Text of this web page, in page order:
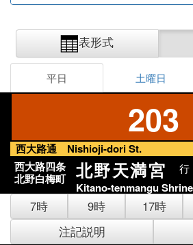
表形式
平日 土曜日
203
西大路通 Nishioji-dori St.
西大路四条
北野白梅町
北野天満宮 行
Kitano-tenmangu
7時 9時 17時
注記説明